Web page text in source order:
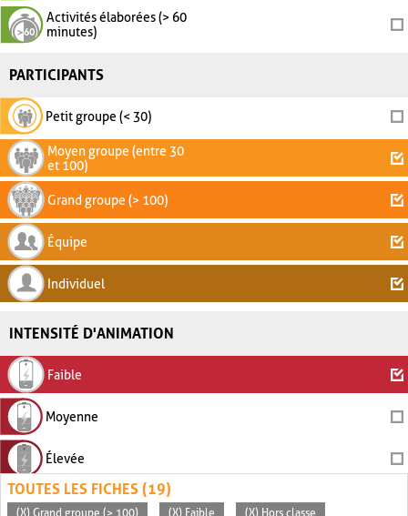
Activités élaborées (> 60
minutes)
PARTICIPANTS
Petit groupe (< 30)
Moyen groupe (entre 30
et 100)
Grand groupe (> 100)
Équipe
Individuel
INTENSITÉ D'ANIMATION
Faible
Moyenne
Élevée
TOUTES LES FICHES (19)
(X) Grand groupe (> 100) (X) Faible (X) Hors classe